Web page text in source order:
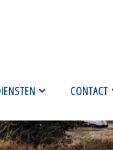
CONTACT